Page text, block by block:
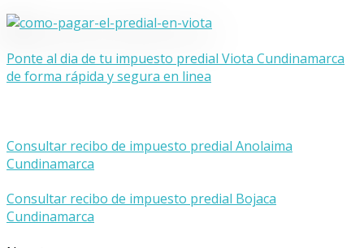
Ponte al dia de tu impuesto predial Viota Cundinamarca
de forma rápida y segura en linea
Consultar recibo de impuesto predial Anolaima
Cundinamarca
Consultar recibo de impuesto predial Bojaca
Cundinamarca